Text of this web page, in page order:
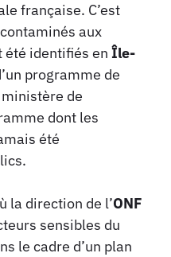
française. C’est
aux
été identifiés en Île-
programme de
de
dont les
été
la direction de l’ONF
sensibles du
le cadre d’un plan